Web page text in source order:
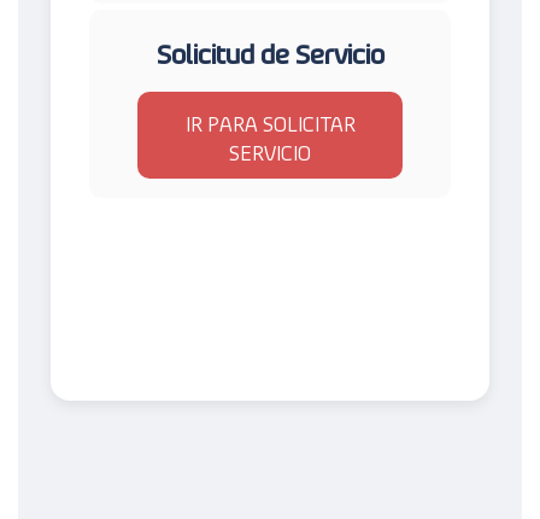
Solicitud de Servicio
IR PARA SOLICITAR
SERVICIO